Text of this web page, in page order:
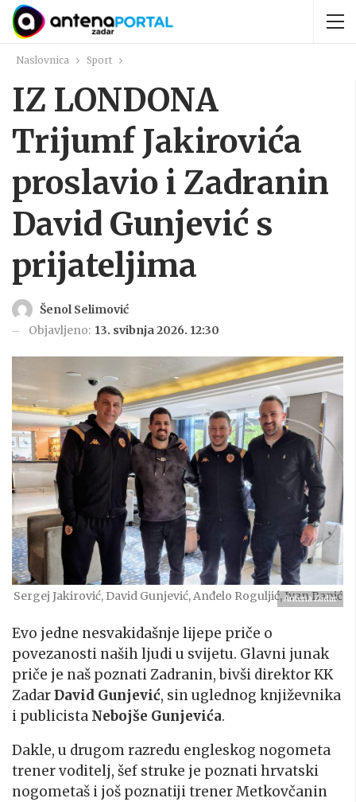
Naslovnica Sport
IZ LONDONA
Trijumf Jakirovića
proslavio i Zadranin
David Gunjević s
prijateljima
Šenol Selimović
Objavljeno: 13. svibnja 2026. 12:30
Sergej Jakirović, David Gunjević, Anđelo Roguljić, Ivan Banić
Antena Zadar
Evo jedne nesvakidašnje lijepe priče o
povezanosti naših ljudi u svijetu. Glavni junak
priče je naš poznati Zadranin, bivši direktor KK
ZadarDavid Gunjević, sin uglednog književnika
i publicista Nebojše Gunjevića.
Dakle, u drugom razredu engleskog nogometa
trener voditelj, šef struke je poznati hrvatski
nogometaš i još poznatiji trener Metkovčanin